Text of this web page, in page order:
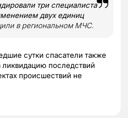
три специалиста
двух единиц
в региональном МЧС.
сутки спасатели также
последствий
происшествий не